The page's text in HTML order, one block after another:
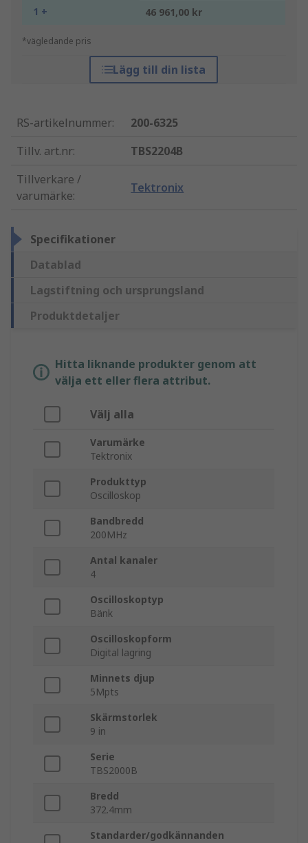
1 + 46 961,00 kr
*vägledande pris
Lägg till din lista
RS-artikelnummer:
200-6325
Tillv. art.nr:
TBS2204B
Tillverkare /
varumärke:
Tektronix
Specifikationer
Datablad
Lagstiftning och ursprungsland
Produktdetaljer
Hitta liknande produkter genom att
välja ett eller flera attribut.
Välj alla
Varumärke
Tektronix
Produkttyp
Oscilloskop
Bandbredd
200MHz
Antal kanaler
4
Oscilloskoptyp
Bänk
Oscilloskopform
Digital lagring
Minnets djup
5Mpts
Skärmstorlek
9 in
Serie
TBS2000B
Bredd
372.4mm
Standarder/godkännanden